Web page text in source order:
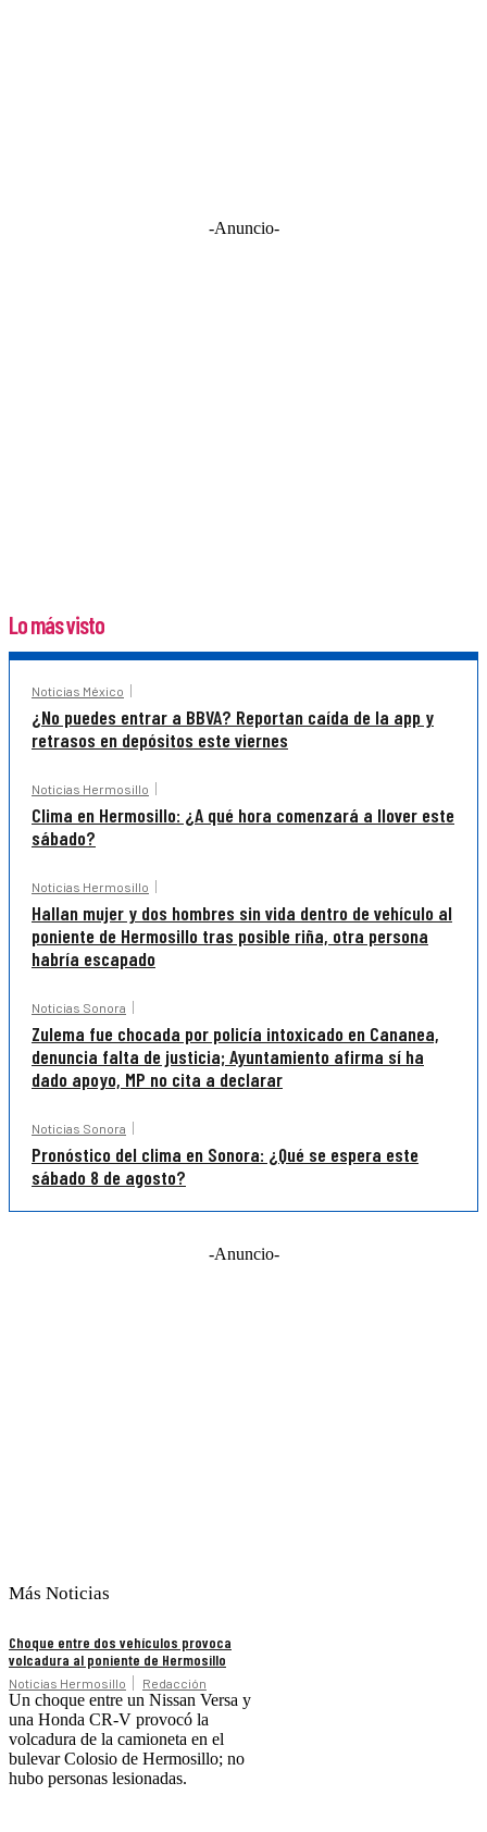
-Anuncio-
Lo más visto
Noticias México
¿No puedes entrar a BBVA? Reportan caída de la app y
retrasos en depósitos este viernes
Noticias Hermosillo
Clima en Hermosillo: ¿A qué hora comenzará a llover este
sábado?
Noticias Hermosillo
Hallan mujer y dos hombres sin vida dentro de vehículo al
poniente de Hermosillo tras posible riña, otra persona
habría escapado
Noticias Sonora
Zulema fue chocada por policía intoxicado en Cananea,
denuncia falta de justicia; Ayuntamiento afirma sí ha
dado apoyo, MP no cita a declarar
Noticias Sonora
Pronóstico del clima en Sonora: ¿Qué se espera este
sábado 8 de agosto?
-Anuncio-
Más Noticias
Choque entre dos vehículos provoca
volcadura al poniente de Hermosillo
Noticias Hermosillo Redacción
Un choque entre un Nissan Versa y
una Honda CR-V provocó la
volcadura de la camioneta en el
bulevar Colosio de Hermosillo; no
hubo personas lesionadas.